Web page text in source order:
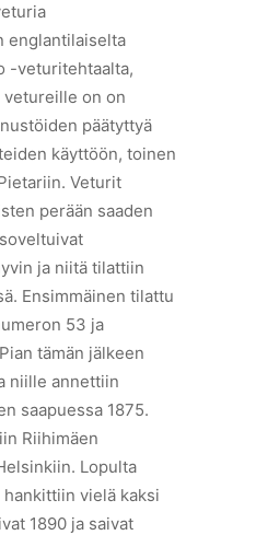
englantilaiselta
-veturitehtaalta,
on on
päätyttyä
käyttöön, toinen
Veturit
perään saaden
ja niitä tilattiin
Ensimmäinen tilattu
53 ja
tämän jälkeen
niille annettiin
saapuessa 1875.
Riihimäen
Lopulta
vielä kaksi
1890 ja saivat